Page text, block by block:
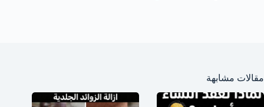
مقالات مشابهة